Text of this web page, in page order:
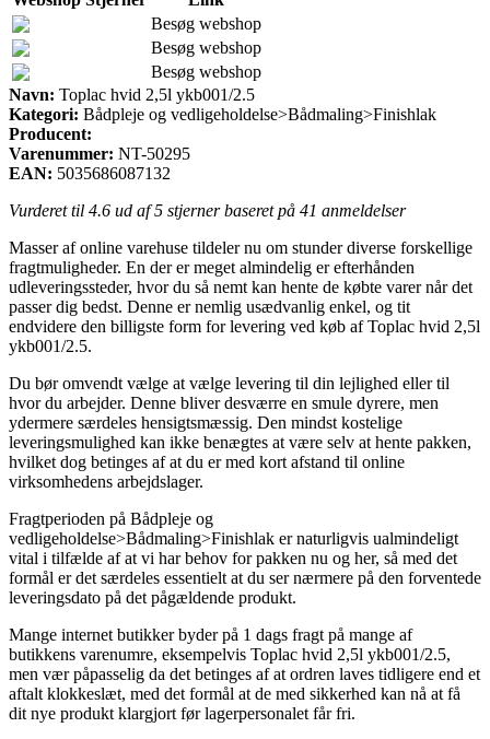
Besøg webshop
Besøg webshop
Besøg webshop
Navn: Toplac hvid 2,5l ykb001/2.5
Kategori: Bådpleje og vedligeholdelse>Bådmaling>Finishlak
Producent:
Varenummer: NT-50295
EAN: 5035686087132
Vurderet til 4.6 ud af 5 stjerner baseret på 41 anmeldelser
Masser af online varehuse tildeler nu om stunder diverse forskellige
fragtmuligheder. En der er meget almindelig er efterhånden
udleveringssteder, hvor du så nemt kan hente de købte varer når det
passer dig bedst. Denne er nemlig usædvanlig enkel, og tit
endvidere den billigste form for levering ved køb af Toplac hvid 2,5l
ykb001/2.5.
Du bør omvendt vælge at vælge levering til din lejlighed eller til
hvor du arbejder. Denne bliver desværre en smule dyrere, men
ydermere særdeles hensigtsmæssig. Den mindst kostelige
leveringsmulighed kan ikke benægtes at være selv at hente pakken,
hvilket dog betinges af at du er med kort afstand til online
virksomhedens arbejdslager.
Fragtperioden på Bådpleje og
vedligeholdelse>Bådmaling>Finishlak er naturligvis ualmindeligt
vital i tilfælde af at vi har behov for pakken nu og her, så med det
formål er det særdeles essentielt at du ser nærmere på den forventede
leveringsdato på det pågældende produkt.
Mange internet butikker byder på 1 dags fragt på mange af
butikkens varenumre, eksempelvis Toplac hvid 2,5l ykb001/2.5,
men vær påpasselig da det betinges af at ordren laves tidligere end et
aftalt klokkeslæt, med det formål at de med sikkerhed kan nå at få
dit nye produkt klargjort før lagerpersonalet får fri.